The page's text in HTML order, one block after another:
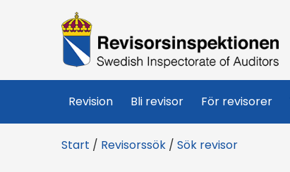
R
e
v
i
Revision Bli revisor För revisorer
Start / Revisorssök / Sök revisor